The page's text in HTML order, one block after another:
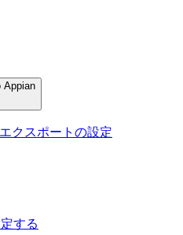
Appian
クスポートの設定
する